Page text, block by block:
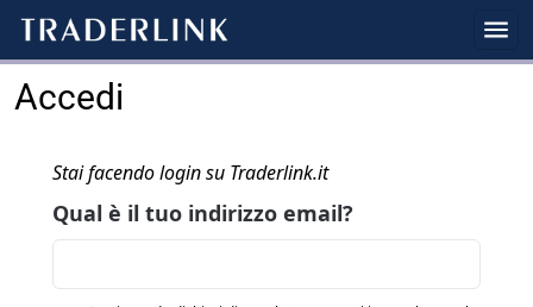
Accedi